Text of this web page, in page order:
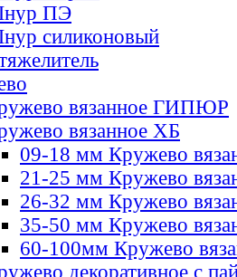
ПЭ
силиконовый
вязанное ГИПЮР
вязанное ХБ
09-18 мм Кружево
21-25 мм Кружево
26-32 мм Кружево
35-50 мм Кружево
60-100мм Кружево
декоративное с